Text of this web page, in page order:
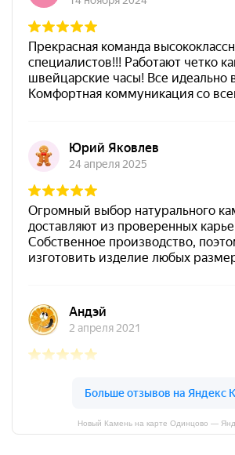
Новый Камень на карте Одинцово —